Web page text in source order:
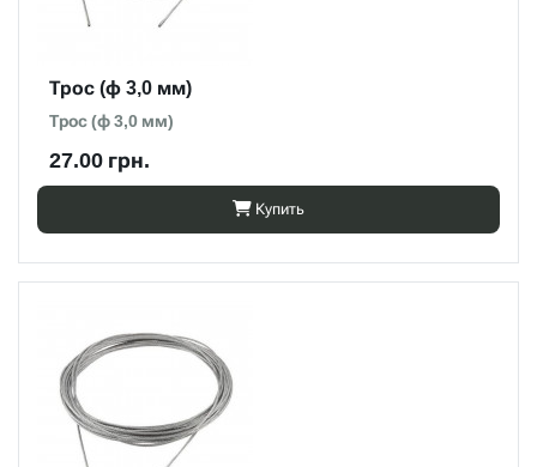
Трос (ф 3,0 мм)
Трос (ф 3,0 мм)
27.00 грн.
Купить